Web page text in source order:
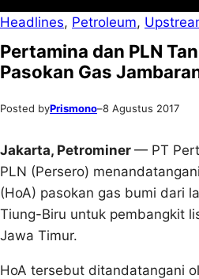
Headlines, Petroleum,
Pertamina dan PLN
Pasokan Gas
Posted byPrismono–8 Agustus 2017
Jakarta, Petrominer — PT
PLN (Persero)
(HoA) pasokan gas bumi dari
Tiung-Biru untuk pembangkit
Jawa Timur.
HoA tersebut ditandatangani